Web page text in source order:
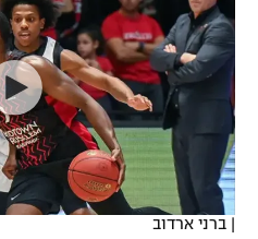
VOD
רץ ברשת
תוצאות
נבחרת ישראל
מכבי חיפה
בית"ר ירושלים
מכבי תל אביב
ליגה ספרדית
ליגה איטלקית
ליגה צרפתית
ליגה הולנדית
כדורסל נשים
מכבי תל אביב
הפועל חולון
הפועל ירושלים
דני אבדיה
יורוליג
יורוקאפ
טניס
כדורעף
שחייה | ברני ארדוב